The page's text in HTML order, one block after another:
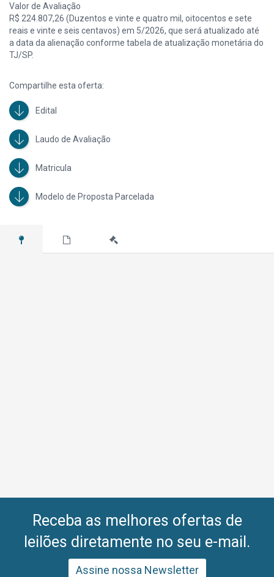
até atingir ponto localizado na Rua Primeiro de Maio, daí deflete à direita e
segue medindo 15,90ms de frente para a referida Rua Primeiro de Maio; daí
deflete à esquerda e segue medindo 10,00ms confrontando com terrenos
do INPS; daí deflete à direita e segue medindo 14,00ms na confrontação
com terrenos de Felício Laurito; desse ponto deflete à esquerda e segue
medindo 35,00ms até o ponto de partida, confrontando com terrenos de
nomeado depositário o executado. Consta na Av.03 desta matrícula que
nos autos do Processo nº 490/95, requerido por CONDOMINIO GOLDEN
SHOPPIN SÃO BERNARDO contra ARGEMIRO RUI SÁ DE SOUZA, foi
penhorado o imóvel objeto desta matrícula. Consta na Av.05 desta
matrícula que nos autos desse processo foi constituído usufruto em favor
do exequente CONDOMINIO SHOPPING CENTER CAMPOS SALLES.
Contribuinte nº 03.003.147. Consta no site da Prefeitura de Santo André/SP,
débitos de IPTU para o exercício atual no valor de R$ 612,19 (27/03/2026).
Débito desta ação no valor de R$ 127.325,95 (março/2026).
Valor de Avaliação
R$ 224.807,26 (Duzentos e vinte e quatro mil, oitocentos e sete
reais e vinte e seis centavos) em 5/2026, que será atualizado até
a data da alienação conforme tabela de atualização monetária do
TJ/SP.
Compartilhe esta oferta:
Edital
Laudo de Avaliação
Matricula
Modelo de Proposta Parcelada
Receba as melhores ofertas de
leilões diretamente no seu e-mail.
Assine nossa Newsletter